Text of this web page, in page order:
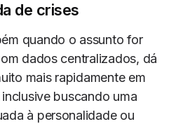
de crises
quando o assunto for
dados centralizados, dá
mais rapidamente em
buscando uma
à personalidade ou